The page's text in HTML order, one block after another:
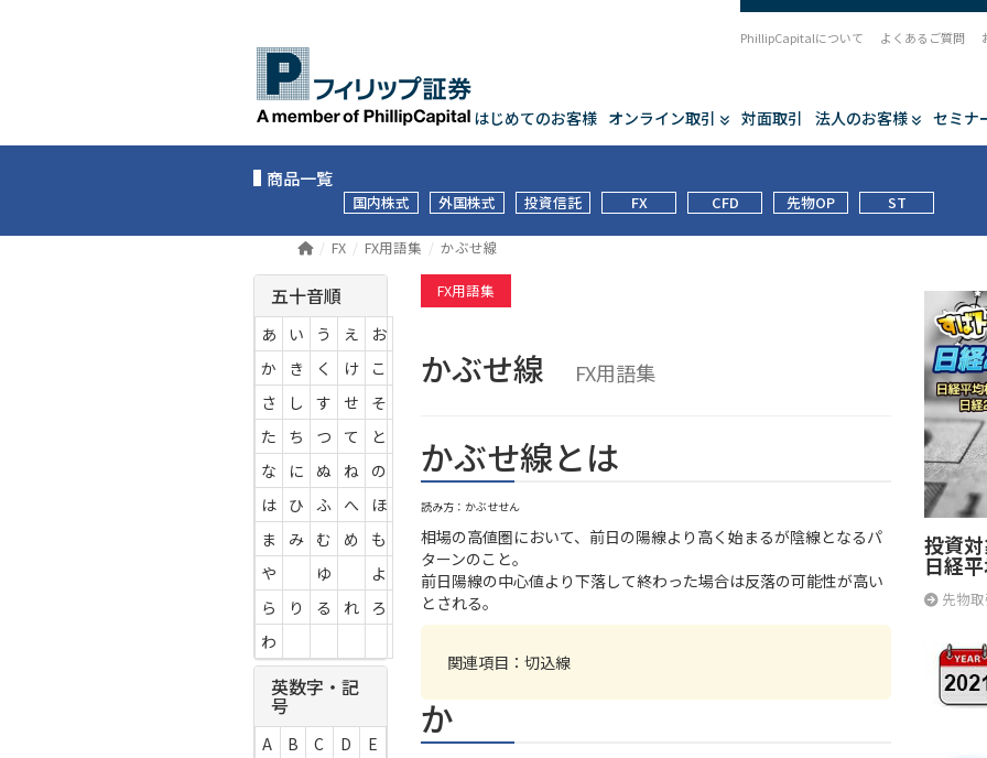
はじめてのお客様 オンライン取引 対面取引 法人のお客様 セミナ
PhillipCapitalについて よくあるご質問
商品一覧
国内株式 外国株式 投資信託 FX CFD 先物OP ST
FX FX用語集 かぶせ線
FX用語集
かぶせ線 FX用語集
かぶせ線とは
読み方：かぶせせん
相場の高値圏において、前日の陽線より高く始まるが陰線となるパ
ターンのこと。
前日陽線の中心値より下落して終わった場合は反落の可能性が高い
とされる。
関連項目： 切込線
か
五十音順
あ い う え
お
か
き く け
こ
さ
し す せ
そ
た
ち つ て
と
な
に ぬ ね
の
は
ひ ふ へ
ほ
ま
み む め
も
や
ゆ
よ
ら
り る れ
ろ
わ
英数字・記
号
A B C D
E
投資
日経
先物取